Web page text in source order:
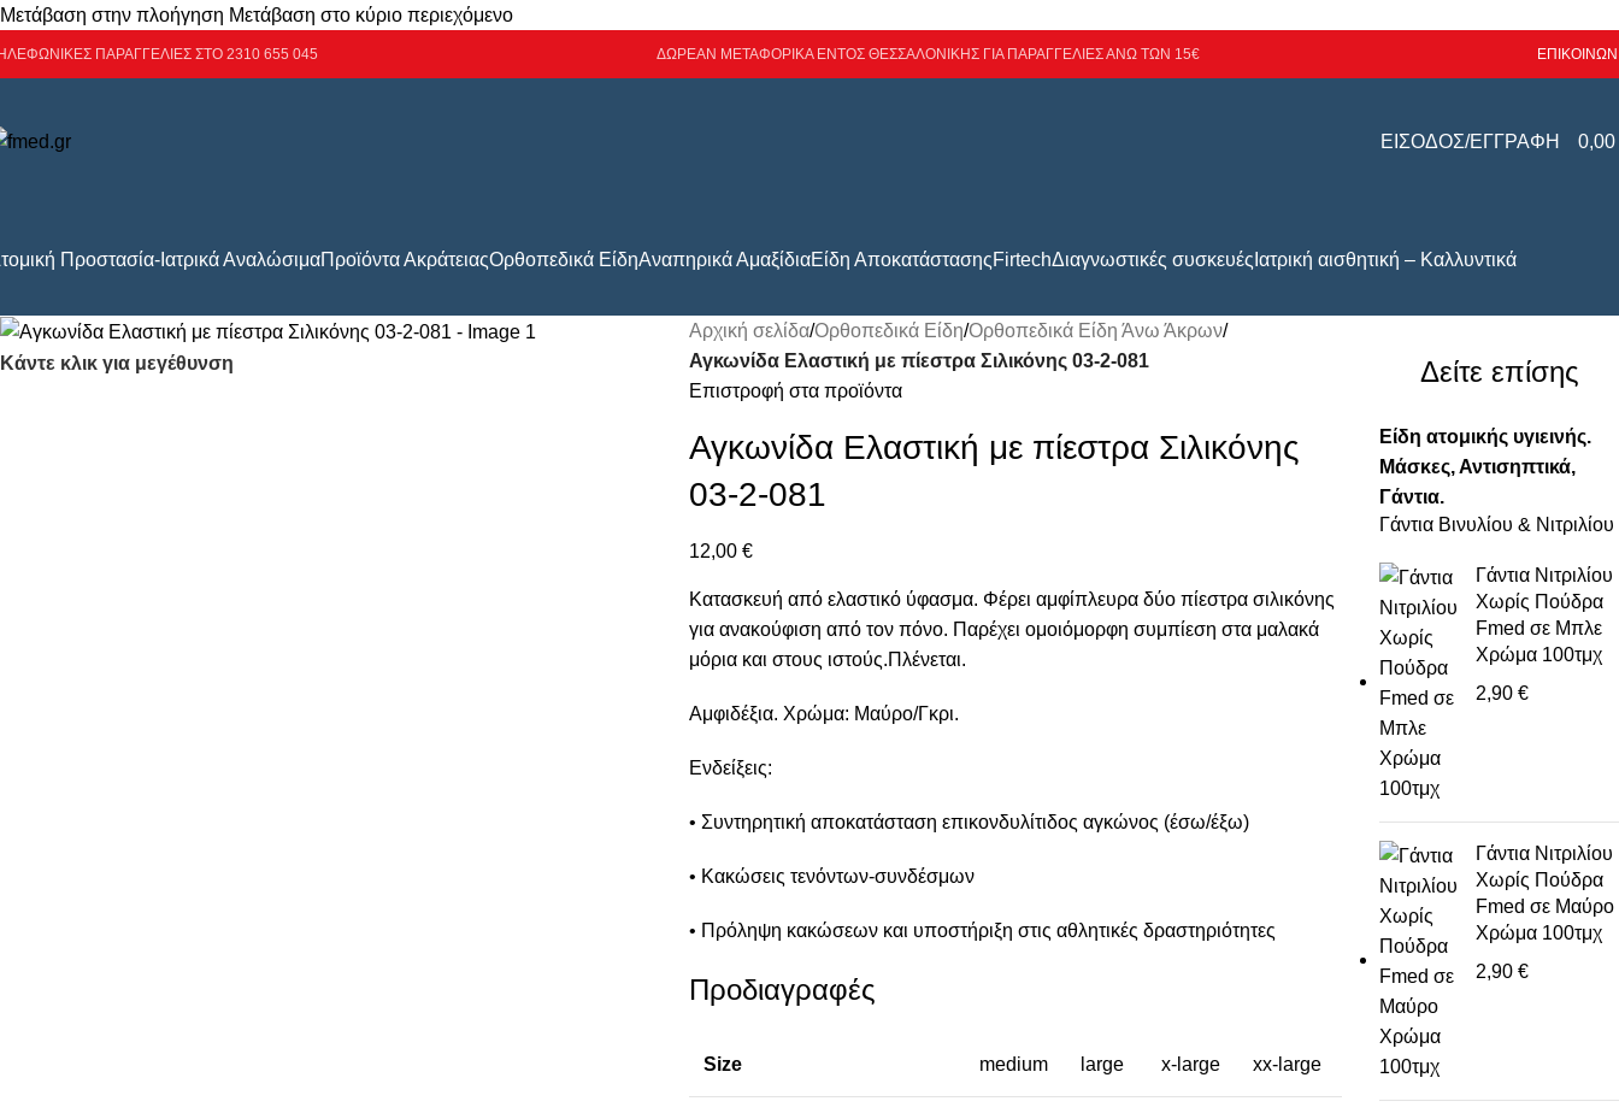
Μετάβαση στην πλοήγηση Μετάβαση στο κύριο περιεχόμενο
ΠΑΡΑΓΓΕΛΙΕΣ ΣΤΟ 2310 655 045 ΔΩΡΕΑΝ ΜΕΤΑΦΟΡΙΚΑ ΕΝΤΟΣ ΘΕΣΣΑΛΟΝΙΚΗΣ ΓΙΑ ΠΑΡΑΓΓΕΛΙΕΣ ΑΝΩ ΤΩΝ 15€
ΕΙΣΟΔΟΣ/ΕΓΓΡΑΦΗ 0,00
Προστασία-Ιατρικά ΑναλώσιμαΠροϊόντα ΑκράτειαςΟρθοπεδικά ΕίδηΑναπηρικά ΑμαξίδιαΕίδη ΑποκατάστασηςFirtechΔιαγνωστικές συσκευές Ιατρική αισθητική – Καλλυντικά
Κάντε κλικ για μεγέθυνση
Αρχική σελίδα/Ορθοπεδικά Είδη/Ορθοπεδικά Είδη Άνω Άκρων/
Αγκωνίδα Ελαστική με πίεστρα Σιλικόνης 03-2-081
Επιστροφή στα προϊόντα
Αγκωνίδα Ελαστική με πίεστρα Σιλικόνης
03-2-081
12,00€
Κατασκευή από ελαστικό ύφασμα. Φέρει αμφίπλευρα δύο πίεστρα σιλικόνης
για ανακούφιση από τον πόνο. Παρέχει ομοιόμορφη συμπίεση στα μαλακά
μόρια και στους ιστούς.Πλένεται.
Αμφιδέξια. Χρώμα: Μαύρο/Γκρι.
Ενδείξεις:
• Συντηρητική αποκατάσταση επικονδυλίτιδος αγκώνος (έσω/έξω)
• Κακώσεις τενόντων-συνδέσμων
• Πρόληψη κακώσεων και υποστήριξη στις αθλητικές δραστηριότητες
Προδιαγραφές
Size medium large x-large xx-large
Δείτε επίσης
Είδη ατομικής υγιεινής.
Μάσκες, Αντισηπτικά,
Γάντια.
Γάντια Βινυλίου & Νιτριλίου
Γάντια Νιτριλίου
Χωρίς Πούδρα
Fmed σε Μπλε
Χρώμα 100τμχ
2,90 €
Γάντια Νιτριλίου
Χωρίς Πούδρα
Fmed σε Μαύρο
Χρώμα 100τμχ
2,90 €